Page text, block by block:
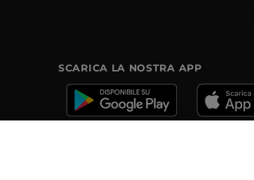
SCARICA LA NOSTRA APP